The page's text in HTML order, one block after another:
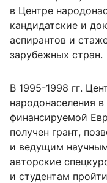
в Центре
кандидатские и
аспирантов и
зарубежных стран.
В 1995-1998 гг.
народонаселения
финансируемой
получен грант,
и ведущим
авторские
и студентам